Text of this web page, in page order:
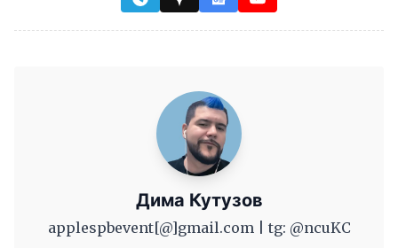
Дима Кутузов
applespbevent[@]gmail.com | tg: @ncuKC